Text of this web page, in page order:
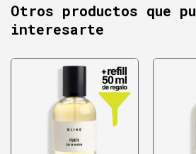
Otros productos que
interesarte